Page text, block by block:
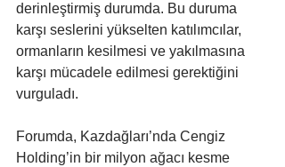
derinleştirmiş durumda. Bu duruma
karşı seslerini yükselten katılımcılar,
ormanların kesilmesi ve yakılmasına
karşı mücadele edilmesi gerektiğini
vurguladı.
Forumda, Kazdağları’nda Cengiz
Holding’in bir milyon ağacı kesme